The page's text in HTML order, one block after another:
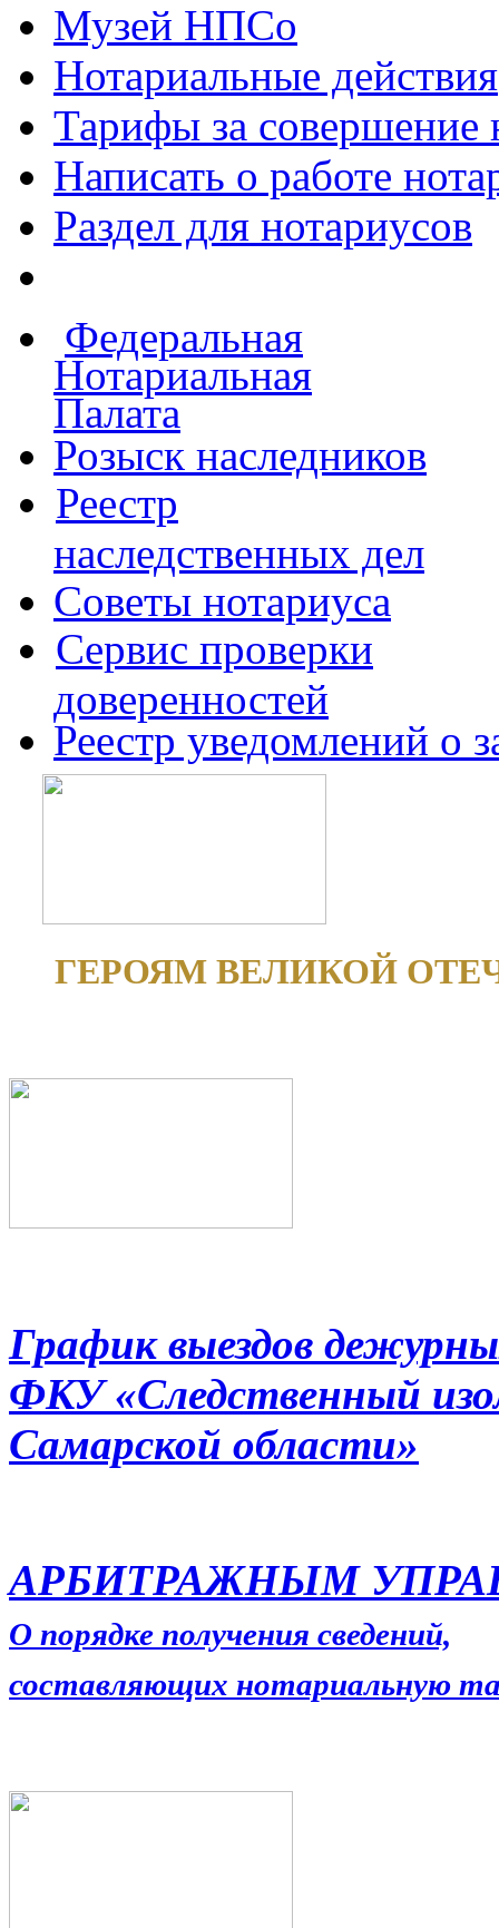
Музей НПСо
Нотариальные действия
Тарифы за совершение
Написать о работе
Раздел для нотариусов
Федеральная
Нотариальная
Палата
Розыск наследников
Реестр
наследственных дел
Советы нотариуса
Сервис проверки
доверенностей
Реестр уведомлений о
ГЕРОЯМ ВЕЛИКОЙ
График выездов
ФКУ «Следственный
Самарской области»
АРБИТРАЖНЫМ
О порядке получения сведений,
составляющих нотариальную